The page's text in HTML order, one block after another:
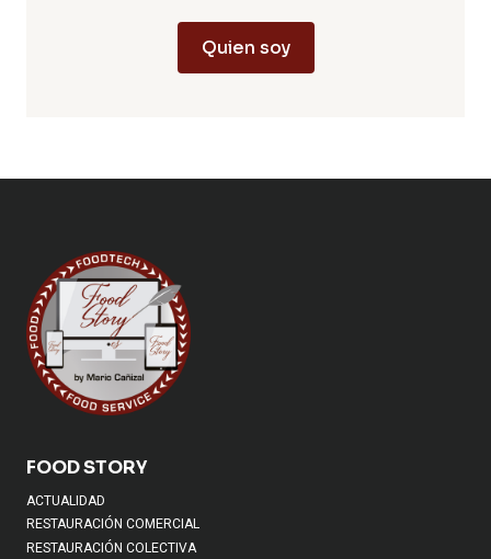
Quien soy
FOOD STORY
ACTUALIDAD
RESTAURACIÓN COMERCIAL
RESTAURACIÓN COLECTIVA